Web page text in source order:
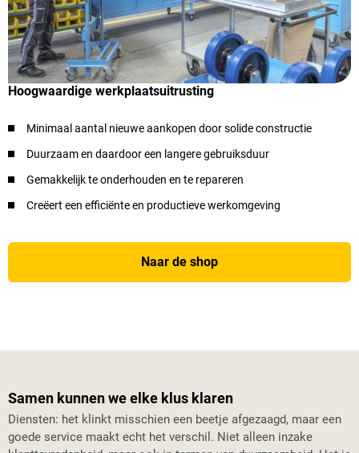
Hoogwaardige werkplaatsuitrusting
Minimaal aantal nieuwe aankopen door solide constructie
Duurzaam en daardoor een langere gebruiksduur
Gemakkelijk te onderhouden en te repareren
Creëert een efficiënte en productieve werkomgeving
Naar de shop
Samen kunnen we elke klus klaren
Diensten: het klinkt misschien een beetje afgezaagd, maar een
goede service maakt echt het verschil. Niet alleen inzake